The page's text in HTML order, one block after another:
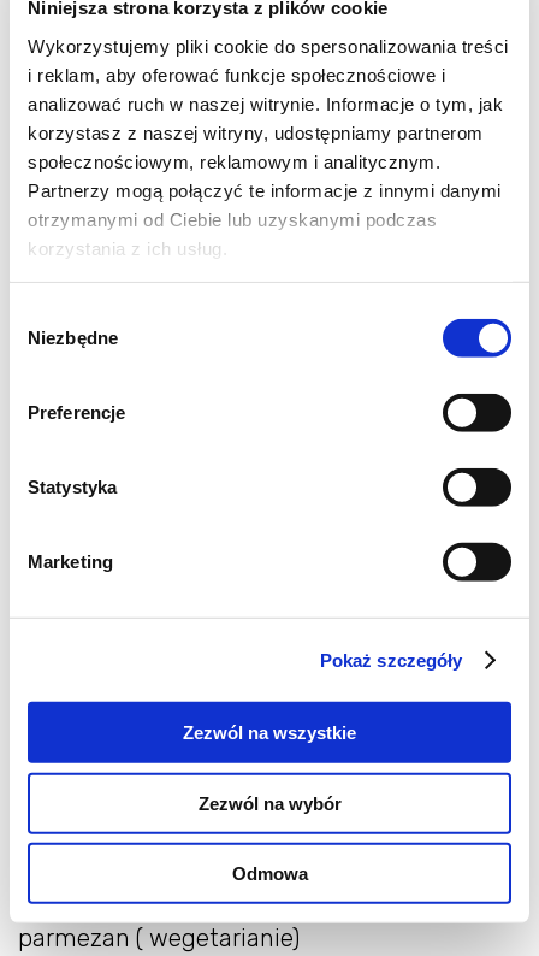
Niniejsza strona korzysta z plików cookie
Wykorzystujemy pliki cookie do spersonalizowania treści
i reklam, aby oferować funkcje społecznościowe i
analizować ruch w naszej witrynie. Informacje o tym, jak
korzystasz z naszej witryny, udostępniamy partnerom
społecznościowym, reklamowym i analitycznym.
Partnerzy mogą połączyć te informacje z innymi danymi
otrzymanymi od Ciebie lub uzyskanymi podczas
korzystania z ich usług.
zgody
Niezbędne
Preferencje
Statystyka
Marketing
Pokaż szczegóły
Zezwól na wszystkie
Zezwól na wybór
Odmowa
Jeśli lubisz bakłażana to danie jest dla Ciebie.
Na obiad, do lunchboxa lub na kolacje
1 bakłażan
2 ząbki czosnku
1 łyżeczka kaparów
puszka pomidorów krajanych lub 4-5
podłużnych świeżych pomidorów
parmezan ( wegetarianie)